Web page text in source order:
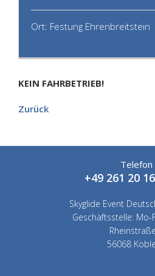
Ort: Festung Ehrenbreitstein
KEIN FAHRBETRIEB!
Zurück
Telefon
+49 261 20
Skyglide Event
Geschäftsstelle: Mo-
56068